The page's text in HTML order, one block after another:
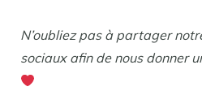
N’oubliez pas à partager
sociaux afin de nous donner